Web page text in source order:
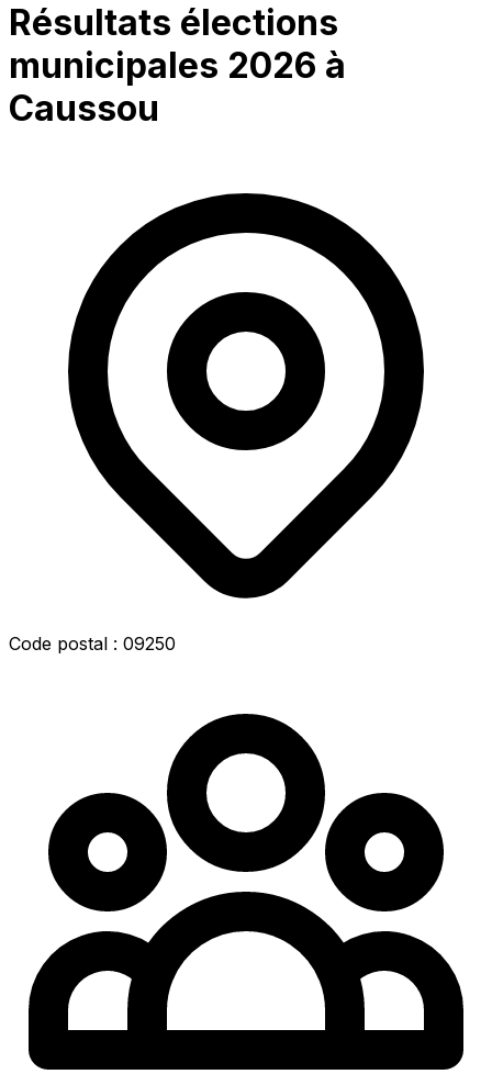
Résultats élections
municipales 2026 à
Caussou
Code postal : 09250